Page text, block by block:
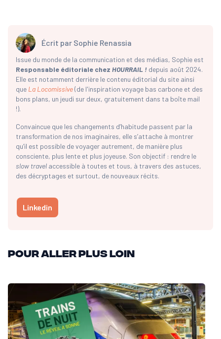
Écrit par Sophie Renassia
Issue du monde de la communication et des médias, Sophie est
Responsable éditoriale chez HOURRAIL ! depuis août 2024.
Elle est notamment derrière le contenu éditorial du site ainsi
que La Locomissive(de l'inspiration voyage bas carbone et des
bons plans, un jeudi sur deux, gratuitement dans ta boîte mail
!).
Convaincue que les changements d’habitude passent par la
transformation de nos imaginaires, elle s’attache à montrer
qu’il est possible de voyager autrement, de manière plus
consciente, plus lente et plus joyeuse. Son objectif : rendre le
slow travel accessible à toutes et tous, à travers des astuces,
des décryptages et surtout, de nouveaux récits.
Linkedin
Pour aller plus loin